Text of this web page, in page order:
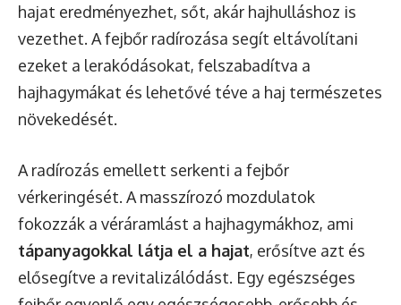
hajat eredményezhet, sőt, akár hajhulláshoz is
vezethet. A fejbőr radírozása segít eltávolítani
ezeket a lerakódásokat, felszabadítva a
hajhagymákat és lehetővé téve a haj természetes
növekedését.
A radírozás emellett serkenti a fejbőr
vérkeringését. A masszírozó mozdulatok
fokozzák a véráramlást a hajhagymákhoz, ami
tápanyagokkal látja el a hajat, erősítve azt és
elősegítve a revitalizálódást. Egy egészséges